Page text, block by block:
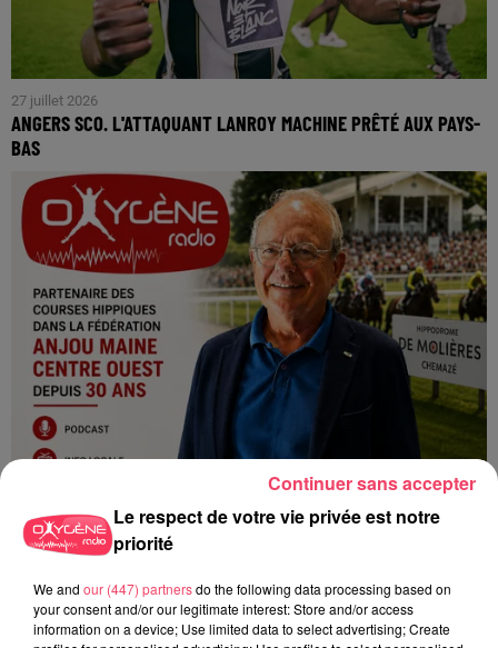
27 juillet 2026
ANGERS SCO. L'ATTAQUANT LANROY MACHINE PRÊTÉ AUX PAYS-
BAS
24 juillet 2026
COURSES SONT...
Le respect de votre vie privée est notre
priorité
We and our (447) partnersdo the following data processing based on
your consent and/or our legitimate interest: Store and/or access
information on a device; Use limited data to select advertising; Create
Continuer sans accepter